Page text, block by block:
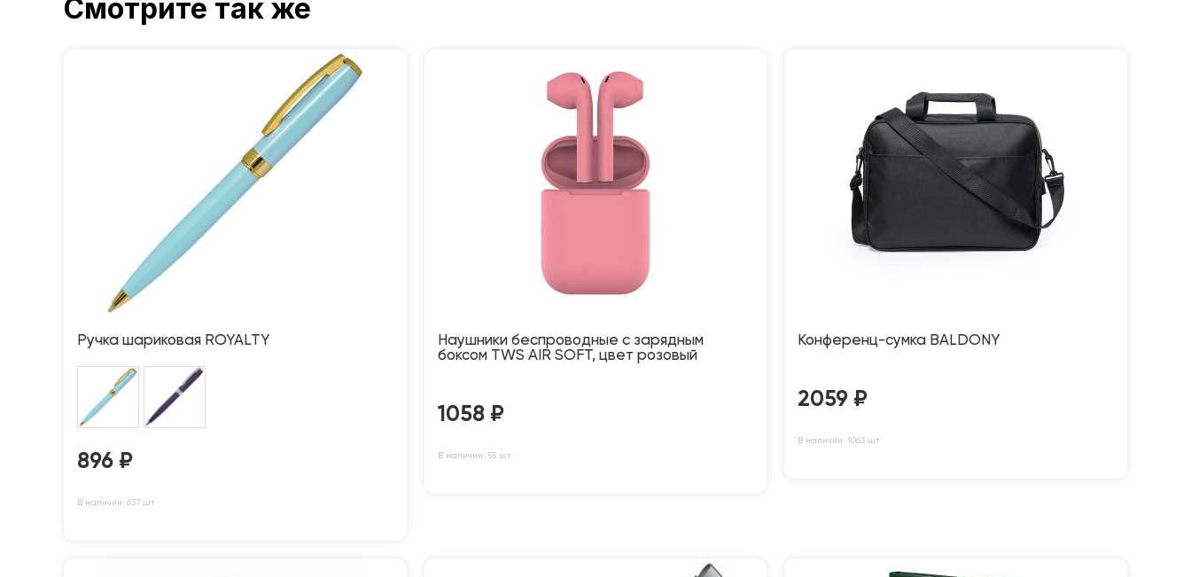
Смотрите так же
Ручка шариковая ROYALTY
896 ₽
В наличии: 637 шт
Наушники беспроводные с зарядным
боксом TWS AIR SOFT, цвет розовый
1058 ₽
В наличии: 55 шт
Конференц-сумка BALDONY
2059 ₽
В наличии: 1063 шт